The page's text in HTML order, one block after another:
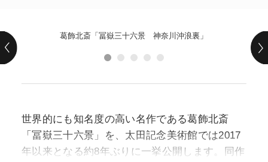
葛飾北斎「冨嶽三十六景 神奈川沖浪裏」
世界的にも知名度の高い名作である葛飾北斎
「冨嶽三十六景」を、太田記念美術館では2017
年以来となる約8年ぶりに一挙公開します。同作